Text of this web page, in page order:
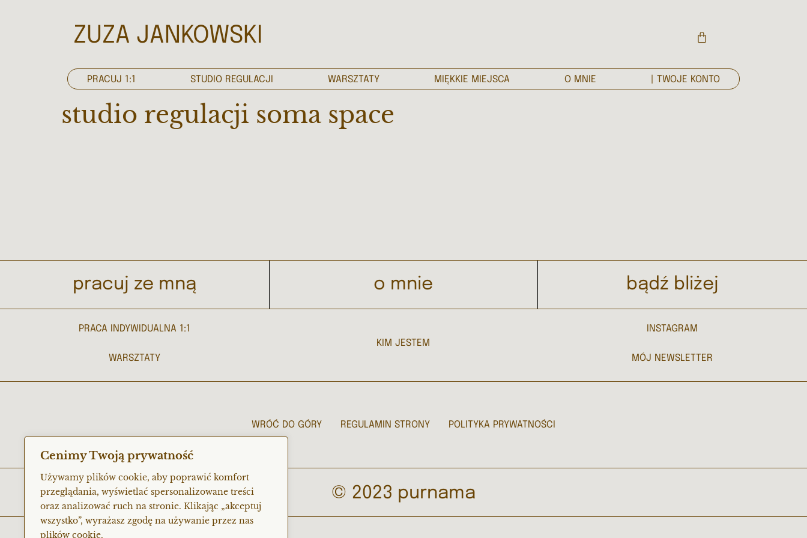
Cenimy Twoją prywatność
Używamy plików cookie, aby poprawić komfort
przeglądania, wyświetlać spersonalizowane treści
oraz analizować ruch na stronie. Klikając „akceptuj
wszystko”, wyrażasz zgodę na używanie przez nas
plików cookie.
ZUZA JANKOWSKI
PRACUJ 1:1 STUDIO REGULACJI WARSZTATY MIĘKKIE MIEJSCA O MNIE | TWOJE KONTO
studio regulacji soma space
pracuj ze mną
PRACA INDYWIDUALNA 1:1
WARSZTATY
o mnie
KIM JESTEM
bądź bliżej
INSTAGRAM
MÓJ NEWSLETTER
WRÓĆ DO GÓRY REGULAMIN STRONY POLITYKA PRYWATNOŚCI
© 2023 purnama